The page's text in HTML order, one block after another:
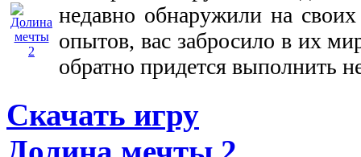
недавно обнаружили на
опытов, вас забросило в их
обратно придется выполнить
Скачать игру